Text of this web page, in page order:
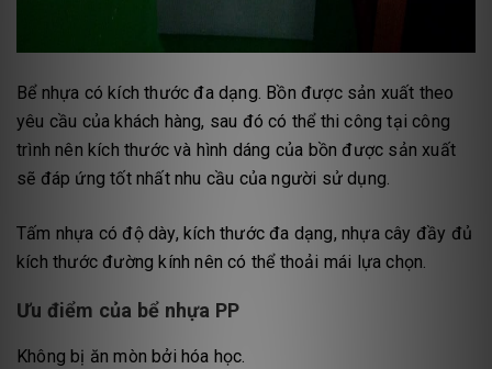
Bể nhựa có kích thước đa dạng. Bồn được sản xuất theo
yêu cầu của khách hàng, sau đó có thể thi công tại công
trình nên kích thước và hình dáng của bồn được sản xuất
sẽ đáp ứng tốt nhất nhu cầu của người sử dụng.
Tấm nhựa có độ dày, kích thước đa dạng, nhựa cây đầy đủ
kích thước đường kính nên có thể thoải mái lựa chọn.
Ưu điểm của bể nhựa PP
Không bị ăn mòn bởi hóa học.